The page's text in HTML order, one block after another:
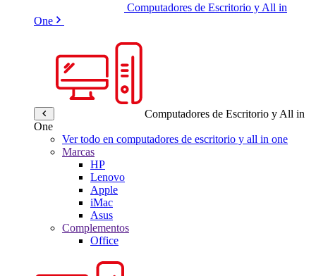
Computadores de Escritorio y All in
One
Computadores de Escritorio y All in
One
Ver todo en computadores de escritorio y all in one
Marcas
HP
Lenovo
Apple
iMac
Asus
Complementos
Office